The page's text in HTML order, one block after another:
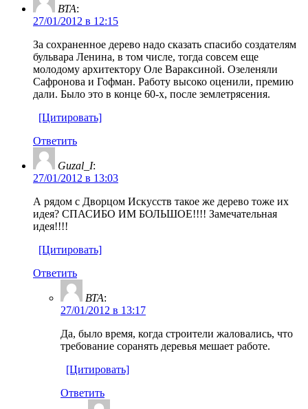
ВТА:
27/01/2012 в 12:15
За сохраненное дерево надо сказать спасибо создателям
бульвара Ленина, в том числе, тогда совсем еще
молодому архитектору Оле Вараксиной. Озеленяли
Сафронова и Гофман. Работу высоко оценили, премию
дали. Было это в конце 60-х, после землетрясения.
[Цитировать]
Ответить
Guzal_I:
27/01/2012 в 13:03
А рядом с Дворцом Искусств такое же дерево тоже их
идея? СПАСИБО ИМ БОЛЬШОЕ!!!! Замечательная
идея!!!!
[Цитировать]
Ответить
ВТА:
27/01/2012 в 13:17
Да, было время, когда строители жаловались, что
требование соранять деревья мешает работе.
[Цитировать]
Ответить